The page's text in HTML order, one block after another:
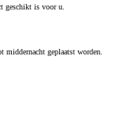
geschikt is voor u.
geplaatst worden.